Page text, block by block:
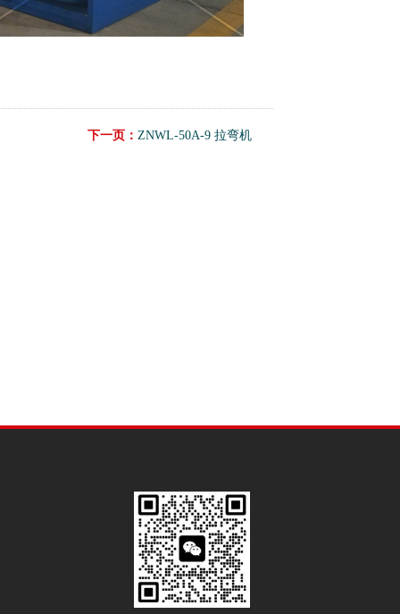
下一页： ZNWL-50A-9 拉弯机